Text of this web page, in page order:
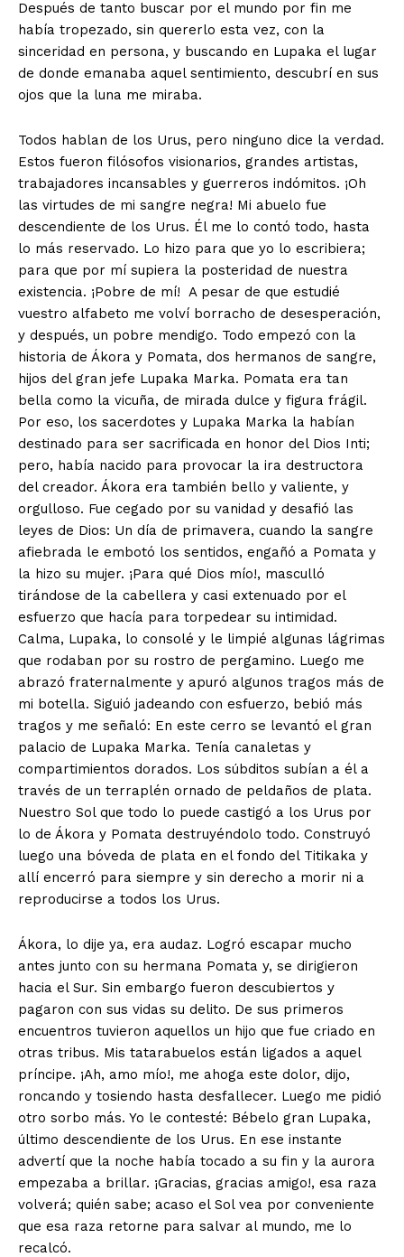
Después de tanto buscar por el mundo por fin me
había tropezado, sin quererlo esta vez, con la
sinceridad en persona, y buscando en Lupaka el lugar
de donde emanaba aquel senti­miento, descubrí en sus
ojos que la luna me miraba.
Todos hablan de los Urus, pero ninguno dice la verdad.
Estos fueron filósofos visionarios, grandes artistas,
trabajadores incansables y guerreros indómitos. ¡Oh
las virtudes de mi sangre negra! Mi abuelo fue
descendiente de los Urus. Él me lo contó todo, hasta
lo más reservado. Lo hizo para que yo lo escribiera;
para que por mí supiera la posteridad de nuestra
existencia. ¡Pobre de mí! A pesar de que estudié
vuestro alfabeto me volví borracho de desesperación,
y después, un pobre mendigo. Todo empezó con la
historia de Ákora y Pomata, dos hermanos de sangre,
hijos del gran jefe Lupaka Marka. Pomata era tan
bella como la vicuña, de mirada dulce y figura frágil.
Por eso, los sacerdotes y Lupaka Marka la habían
destinado para ser sacrificada en honor del Dios Inti;
pero, había nacido para provocar la ira destructora
del creador. Ákora era también bello y valiente, y
orgulloso. Fue cegado por su vanidad y desafió las
leyes de Dios: Un día de prima­vera, cuando la sangre
afiebrada le embotó los sentidos, engañó a Pomata y
la hizo su mujer. ¡Para qué Dios mío!, masculló
tirándose de la cabellera y casi extenuado por el
esfuerzo que hacía para torpedear su intimidad.
Calma, Lupaka, lo consolé y le limpié algunas lágrimas
que rodaban por su rostro de pergamino. Luego me
abrazó fraternalmente y apuró algunos tragos más de
mi botella. Siguió jadeando con esfuerzo, bebió más
tragos y me señaló: En este cerro se levantó el gran
palacio de Lupaka Marka. Tenía canaletas y
compartimientos dorados. Los súbditos subían a él a
través de un terraplén ornado de peldaños de plata.
Nuestro Sol que todo lo puede castigó a los Urus por
lo de Ákora y Pomata destruyén­dolo todo. Construyó
luego una bóveda de plata en el fondo del Titikaka y
allí encerró para siempre y sin derecho a morir ni a
reproducirse a todos los Urus.
Ákora, lo dije ya, era audaz. Logró escapar mucho
antes junto con su hermana Pomata y, se dirigieron
hacia el Sur. Sin embargo fueron descubiertos y
pagaron con sus vidas su delito. De sus primeros
encuentros tuvieron aquellos un hijo que fue criado en
otras tribus. Mis tatarabuelos están ligados a aquel
príncipe. ¡Ah, amo mío!, me ahoga este dolor, dijo,
roncando y tosiendo hasta desfalle­cer. Luego me pidió
otro sorbo más. Yo le contesté: Bébelo gran Lupaka,
último descendiente de los Urus. En ese ins­tante
advertí que la noche había tocado a su fin y la aurora
empe­zaba a brillar. ¡Gracias, gracias amigo!, esa raza
volverá; quién sabe; acaso el Sol vea por conveniente
que esa raza retorne para salvar al mundo, me lo
recalcó.